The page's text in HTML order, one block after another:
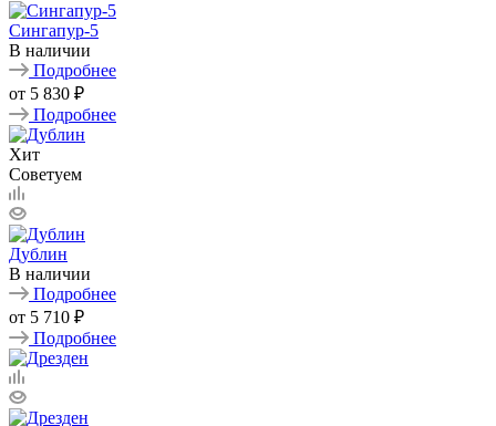
Сингапур-5
В наличии
Подробнее
от 5 830 ₽
Подробнее
Хит
Советуем
Дублин
В наличии
Подробнее
от 5 710 ₽
Подробнее